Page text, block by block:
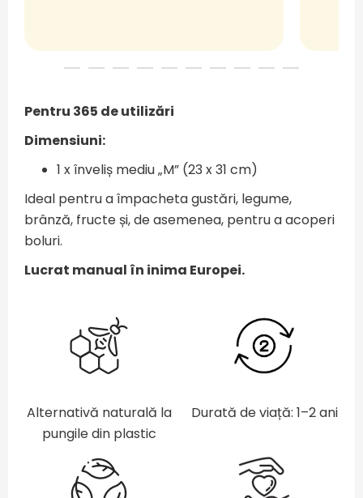
Pentru 365 de utilizări
Dimensiuni:
1 x înveliș mediu „M” (23 x 31 cm)
Ideal pentru a împacheta gustări, legume,
brânză, fructe și, de asemenea, pentru a acoperi
boluri.
Lucrat manual în inima Europei.
Alternativă naturală la
pungile din plastic
Durată de viață: 1–2 ani